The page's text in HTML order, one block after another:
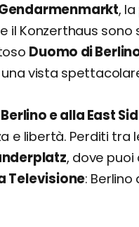
,
il Konzerthaus
Duomo di
vista
e alla East
e libertà. Perditi tra
, dove
Televisione: